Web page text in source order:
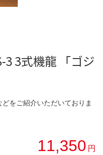
3 3式機龍 「ゴジ
をご紹介いただいておりま
11,350 円